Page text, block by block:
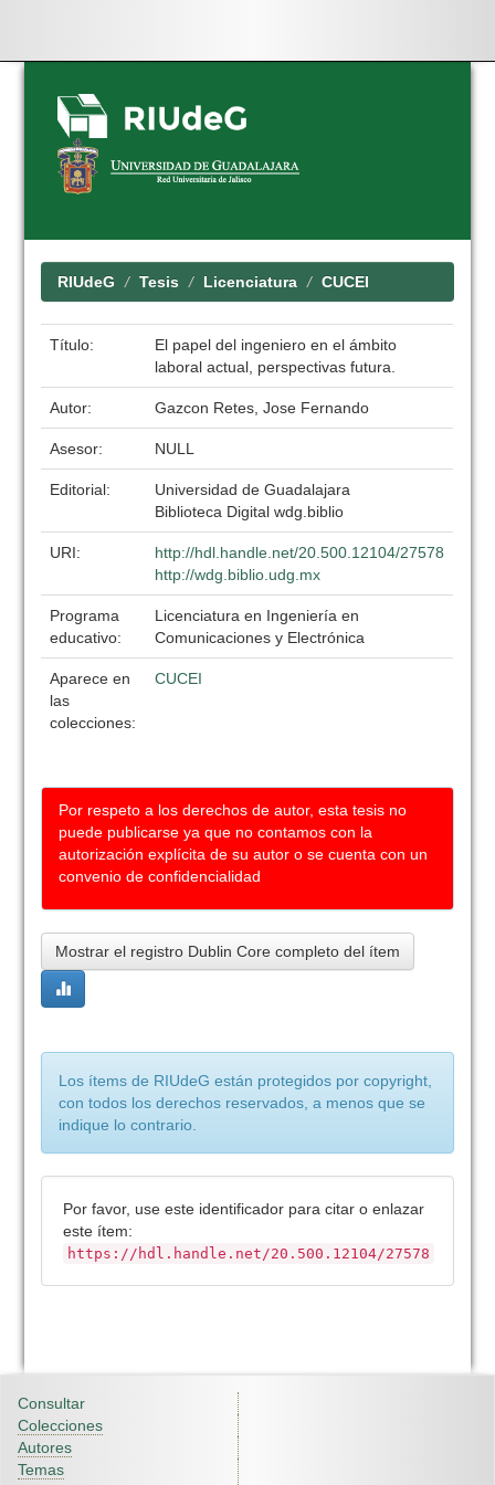
Skip
navigation
RIUdeG Tesis Licenciatura CUCEI
Título:
El papel del ingeniero en el ámbito
laboral actual, perspectivas futura.
Autor: Gazcon Retes, Jose Fernando
Asesor: NULL
Editorial:
Universidad de Guadalajara
Biblioteca Digital wdg.biblio
URI:
http://hdl.handle.net/20.500.12104/27578
http://wdg.biblio.udg.mx
Programa
educativo:
Licenciatura en Ingeniería en
Comunicaciones y Electrónica
Aparece en
las
colecciones:
CUCEI
Por respeto a los derechos de autor, esta tesis no
puede publicarse ya que no contamos con la
autorización explícita de su autor o se cuenta con un
convenio de confidencialidad
Mostrar el registro Dublin Core completo del ítem
Los ítems de RIUdeG están protegidos por copyright,
con todos los derechos reservados, a menos que se
indique lo contrario.
Por favor, use este identificador para citar o enlazar
este ítem:
https://hdl.handle.net/20.500.12104/27578
Consultar
Colecciones
Autores
Temas